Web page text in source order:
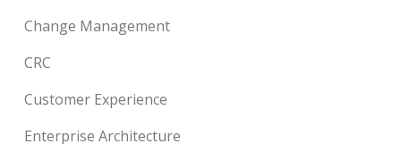
Change Management
CRC
Customer Experience
Enterprise Architecture